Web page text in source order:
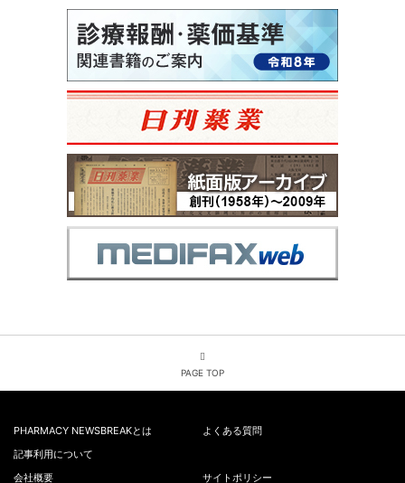
PAGE TOP
PHARMACY NEWSBREAKとは
よくある質問
記事利用について
会社概要
サイトポリシー